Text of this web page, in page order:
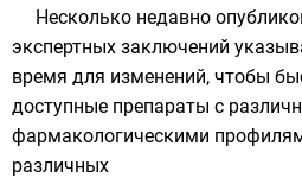
Несколько недавно
экспертных заключений
время для изменений, чтобы
доступные препараты с
фармакологическими
различных